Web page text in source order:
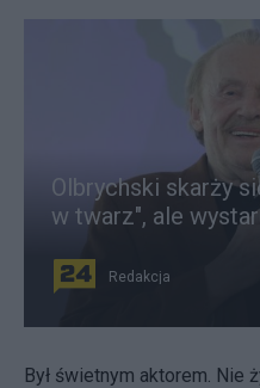
Olbrychski skarży
w twarz", ale
Redakcja
Był świetnym aktorem. Nie